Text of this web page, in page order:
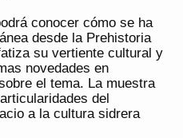
conocer cómo se ha
desde la Prehistoria
su vertiente cultural y
novedades en
el tema. La muestra
del
a la cultura sidrera